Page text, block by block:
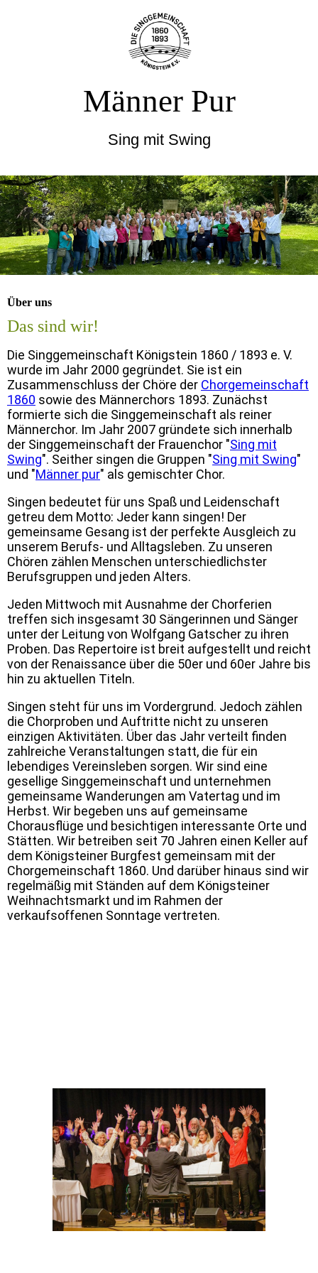
Männer Pur
Sing mit Swing
Über uns
Das sind wir!
Die Singgemeinschaft Königstein 1860 / 1893 e. V.
wurde im Jahr 2000 gegründet. Sie ist ein
Zusammenschluss der Chöre der Chorgemeinschaft
1860 sowie des Männerchors 1893. Zunächst
formierte sich die Singgemeinschaft als reiner
Männerchor. Im Jahr 2007 gründete sich innerhalb
der Singgemeinschaft der Frauenchor "Sing mit
Swing". Seither singen die Gruppen "Sing mit Swing"
und "Männer pur" als gemischter Chor.
Singen bedeutet für uns Spaß und Leidenschaft
getreu dem Motto: Jeder kann singen! Der
gemeinsame Gesang ist der perfekte Ausgleich zu
unserem Berufs- und Alltagsleben. Zu unseren
Chören zählen Menschen unterschiedlichster
Berufsgruppen und jeden Alters.
Jeden Mittwoch mit Ausnahme der Chorferien
treffen sich insgesamt 30 Sängerinnen und Sänger
unter der Leitung von Wolfgang Gatscher zu ihren
Proben. Das Repertoire ist breit aufgestellt und reicht
von der Renaissance über die 50er und 60er Jahre bis
hin zu aktuellen Titeln.
Singen steht für uns im Vordergrund. Jedoch zählen
die Chorproben und Auftritte nicht zu unseren
einzigen Aktivitäten. Über das Jahr verteilt finden
zahlreiche Veranstaltungen statt, die für ein
lebendiges Vereinsleben sorgen. Wir sind eine
gesellige Singgemeinschaft und unternehmen
gemeinsame Wanderungen am Vatertag und im
Herbst. Wir begeben uns auf gemeinsame
Chorausflüge und besichtigen interessante Orte und
Stätten. Wir betreiben seit 70 Jahren einen Keller auf
dem Königsteiner Burgfest gemeinsam mit der
Chorgemeinschaft 1860. Und darüber hinaus sind wir
regelmäßig mit Ständen auf dem Königsteiner
Weihnachtsmarkt und im Rahmen der
verkaufsoffenen Sonntage vertreten.